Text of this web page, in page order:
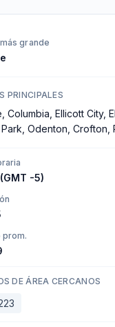
grande
PRINCIPALES
Columbia, Ellicott City,
Odenton, Crofton,
-5)
prom.
DE ÁREA CERCANOS